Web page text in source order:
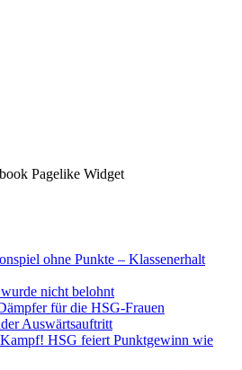
ohne Punkte – Klassenerhalt
nicht belohnt
für die HSG-Frauen
Auswärtsauftritt
HSG feiert Punktgewinn wie